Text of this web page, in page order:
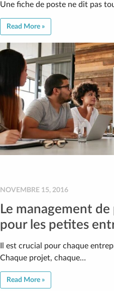
Une fiche de poste ne dit pas
Read More »
NOVEMBRE 15, 2016
Le management
pour les petites
Il est crucial pour chaque
Chaque projet, chaque…
Read More »